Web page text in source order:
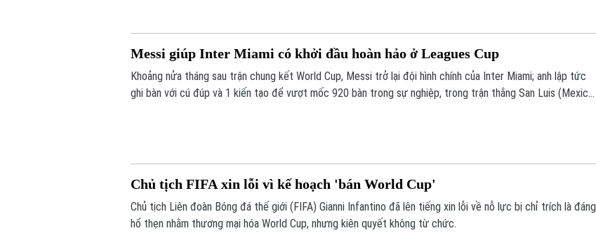
Messi giúp Inter Miami có khởi đầu hoàn hảo ở Leagues Cup
Khoảng nửa tháng sau trận chung kết World Cup, Messi trở lại đội hình chính của Inter Miami; anh lập tức
ghi bàn với cú đúp và 1 kiến tạo để vượt mốc 920 bàn trong sự nghiệp, trong trận thắng San Luis (Mexico)
Chủ tịch FIFA xin lỗi vì kế hoạch 'bán World Cup'
Chủ tịch Liên đoàn Bóng đá thế giới (FIFA) Gianni Infantino đã lên tiếng xin lỗi về nỗ lực bị chỉ trích là đáng
hổ thẹn nhằm thương mại hóa World Cup, nhưng kiên quyết không từ chức.